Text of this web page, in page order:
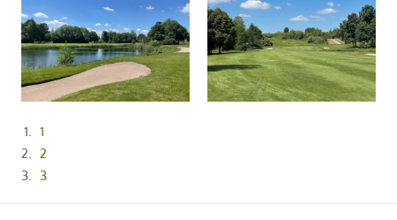
1
2
3